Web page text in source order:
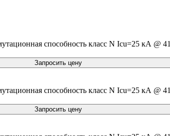
способность класс N Icu=25 кА @
Запросить цену
способность класс N Icu=25 кА @
Запросить цену